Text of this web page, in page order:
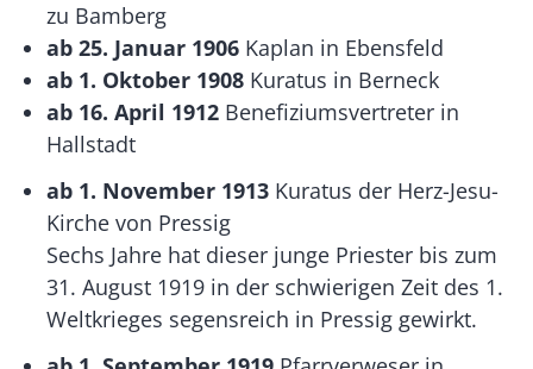
zu Bamberg
ab 25. Januar 1906 Kaplan in Ebensfeld
ab 1. Oktober 1908 Kuratus in Berneck
ab 16. April 1912 Benefiziumsvertreter in
Hallstadt
ab 1. November 1913 Kuratus der Herz-Jesu-
Kirche von Pressig
Sechs Jahre hat dieser junge Priester bis zum
31. August 1919 in der schwierigen Zeit des 1.
Weltkrieges segensreich in Pressig gewirkt.